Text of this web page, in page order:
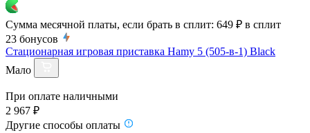
Сумма месячной платы, если брать в сплит: 649 ₽ в сплит
23 бонусов
Стационарная игровая приставка Hamy 5 (505-в-1) Black
Мало
При оплате наличными
2 967 ₽
Другие способы оплаты